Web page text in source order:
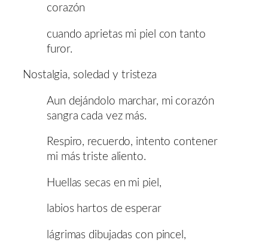
corazón
cuando aprietas mi piel con tanto
furor.
Nostalgia, soledad y tristeza
Aun dejándolo marchar, mi corazón
sangra cada vez más.
Respiro, recuerdo, intento contener
mi más triste aliento.
Huellas secas en mi piel,
labios hartos de esperar
lágrimas dibujadas con pincel,